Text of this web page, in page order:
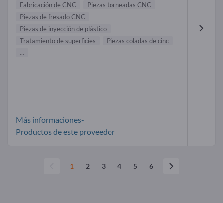
Fabricación de CNC
Piezas torneadas CNC
Piezas de fresado CNC
Piezas de inyección de plástico
Tratamiento de superficies
Piezas coladas de cinc
...
Más informaciones-
Productos de este proveedor
1 2 3 4 5 6